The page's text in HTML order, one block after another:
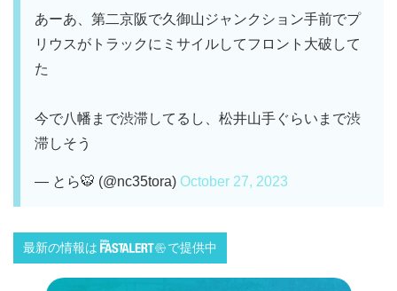
あーあ、第二京阪で久御山ジャンクション手前でプ
リウスがトラックにミサイルしてフロント大破して
た
今で八幡まで渋滞してるし、松井山手ぐらいまで渋
滞しそう
— とら🐯 (@nc35tora) October 27, 2023
最新の情報は で提供中